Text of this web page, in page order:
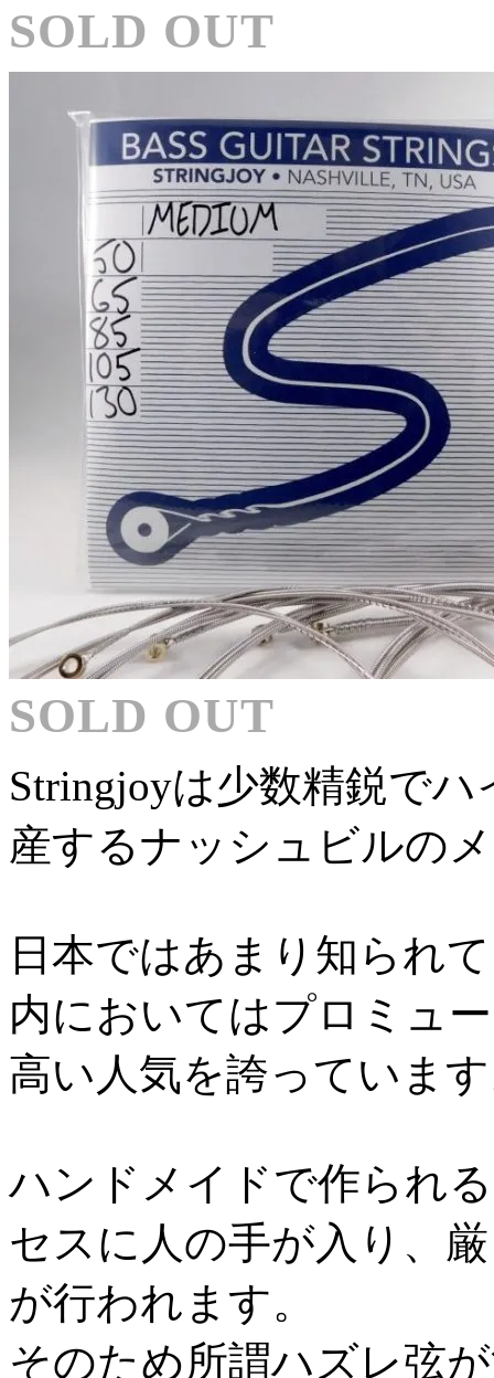
SOLD OUT
SOLD OUT
Stringjoyは少数精鋭で
産するナッシュビルの
日本ではあまり知られ
内においてはプロミュ
高い人気を誇っていま
ハンドメイドで作られ
セスに人の手が入り、
が行われます。
そのため所謂ハズレ弦